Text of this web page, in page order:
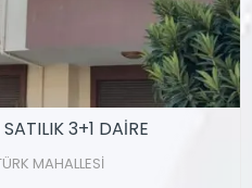
3+1 DAİRE
MAHALLESİ